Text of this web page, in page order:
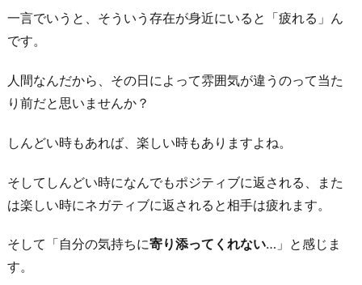
一言でいうと、そういう存在が身近にいると「疲れる」ん
です。
人間なんだから、その日によって雰囲気が違うのって当た
り前だと思いませんか？
しんどい時もあれば、楽しい時もありますよね。
そしてしんどい時になんでもポジティブに返される、また
は楽しい時にネガティブに返されると相手は疲れます。
そして「自分の気持ちに寄り添ってくれない…」と感じま
す。